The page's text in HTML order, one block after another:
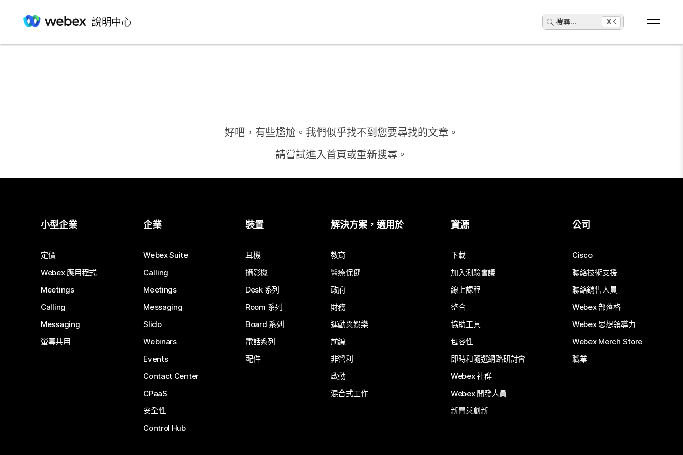
說明中心 搜尋... ⌘K
好吧，有些尷尬。我們似乎找不到您要尋找的文章。
請嘗試進入首頁或重新搜尋。
需要答案？
提交問題
小型企業
定價
Webex 應用程式
Meetings
Calling
Messaging
螢幕共用
企業
Webex Suite
Calling
Meetings
Messaging
Slido
Webinars
Events
Contact Center
CPaaS
安全性
Control Hub
裝置
耳機
攝影機
Desk 系列
Room 系列
Board 系列
電話系列
配件
解決方案，適用於
教育
醫療保健
政府
財務
運動與娛樂
前線
非營利
啟動
混合式工作
資源
下載
加入測驗會議
線上課程
整合
協助工具
包容性
即時和隨選網路研討會
Webex 社群
Webex 開發人員
新聞與創新
公司
Cisco
聯絡技術支援
聯絡銷售人員
Webex 部落格
Webex 思想領導力
Webex Merch Store
職業